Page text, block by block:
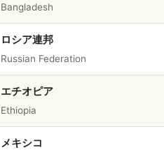
Bangladesh
ロシア連邦
Russian Federation
エチオピア
Ethiopia
メキシコ